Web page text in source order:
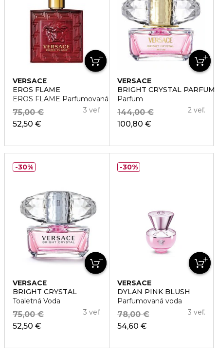
VERSACE
EROS FLAME
EROS FLAME Parfumovaná voda pre mužov
52,50 €
75,00 € 3 veľ.
VERSACE
BRIGHT CRYSTAL PARFUM
Parfum
100,80 €
144,00 € 2 veľ.
VERSACE
BRIGHT CRYSTAL
Toaletná Voda
52,50 €
75,00 € 3 veľ.
30%
VERSACE
DYLAN PINK BLUSH
Parfumovaná voda
54,60 €
78,00 € 3 veľ.
30%